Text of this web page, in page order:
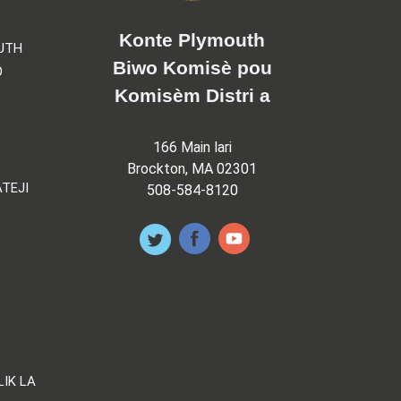
LA
Konte Plymouth
Biwo Komisè pou
Komisèm Distri a
166 Main lari
Brockton, MA 02301
508-584-8120